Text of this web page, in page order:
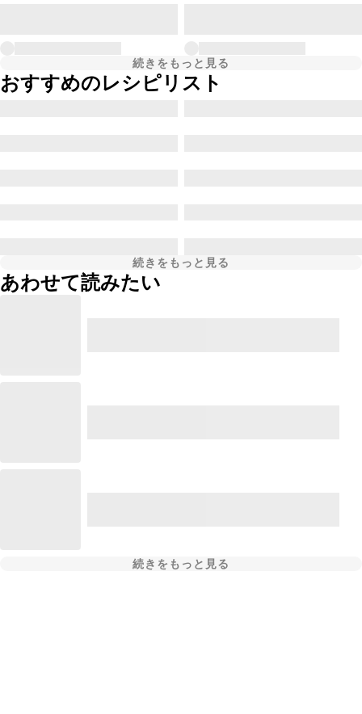
続きをもっと見る
おすすめのレシピリスト
続きをもっと見る
あわせて読みたい
続きをもっと見る